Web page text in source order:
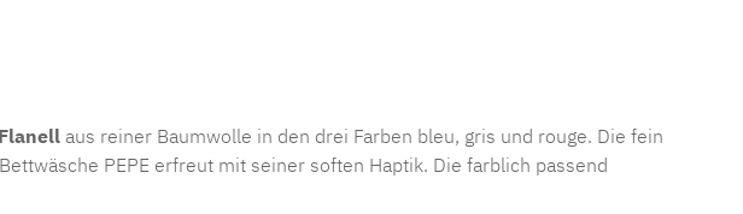
Flanell aus reiner Baumwolle in den drei Farben bleu, gris und rouge. Die fein
PEPE erfreut mit seiner soften Haptik. Die farblich passend